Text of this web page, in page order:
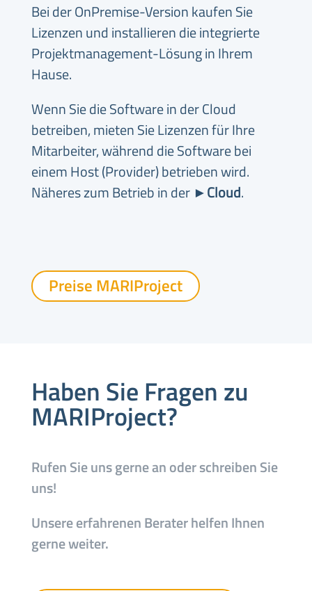
Bei der OnPremise-Version kaufen Sie
Lizenzen und installieren die integrierte
Projektmanagement-Lösung in Ihrem
Hause.
Wenn Sie die Software in der Cloud
betreiben, mieten Sie Lizenzen für Ihre
Mitarbeiter, während die Software bei
einem Host (Provider) betrieben wird.
Näheres zum Betrieb in der ►Cloud.
Preise MARIProject
Haben Sie Fragen zu
MARIProject?
Rufen Sie uns gerne an oder schreiben Sie
uns!
Unsere erfahrenen Berater helfen Ihnen
gerne weiter.